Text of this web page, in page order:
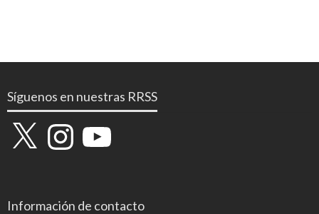
Síguenos en nuestras RRSS
X InstagramYouTube
Información de contacto